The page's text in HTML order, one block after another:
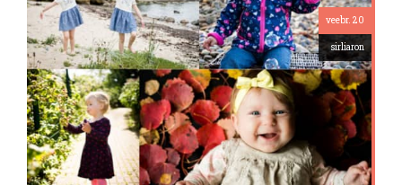
veebr. 20
sirliaron